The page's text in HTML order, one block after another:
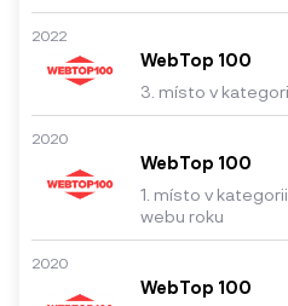
2022
WebTop 100
3. místo v
2020
WebTop 100
1. místo v
webu roku
2020
WebTop 100